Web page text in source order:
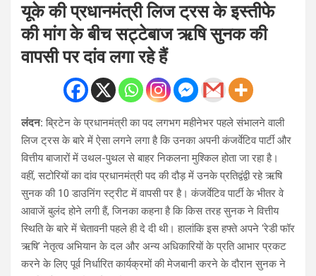
यूके की प्रधानमंत्री लिज ट्रस के इस्तीफे
की मांग के बीच सट्टेबाज ऋषि सुनक की
वापसी पर दांव लगा रहे हैं
लंदन: ब्रिटेन के प्रधानमंत्री का पद लगभग महीनेभर पहले संभालने वाली
लिज ट्रस के बारे में ऐसा लगने लगा है कि उनका अपनी कंजर्वेटिव पार्टी और
वित्तीय बाजारों में उथल-पुथल से बाहर निकलना मुश्किल होता जा रहा है।
वहीं, सटोरियों का दांव प्रधानमंत्री पद की दौड़ में उनके प्रतिद्वंद्वी रहे ऋषि
सुनक की 10 डाउनिंग स्ट्रीट में वापसी पर है। कंजर्वेटिव पार्टी के भीतर वे
आवाजें बुलंद होने लगी हैं, जिनका कहना है कि किस तरह सुनक ने वित्तीय
स्थिति के बारे में चेतावनी पहले ही दे दी थी। हालांकि इस हफ्ते अपने ‘रेडी फॉर
ऋषि’ नेतृत्व अभियान के दल और अन्य अधिकारियों के प्रति आभार प्रकट
करने के लिए पूर्व निर्धारित कार्यक्रमों की मेजबानी करने के दौरान सुनक ने